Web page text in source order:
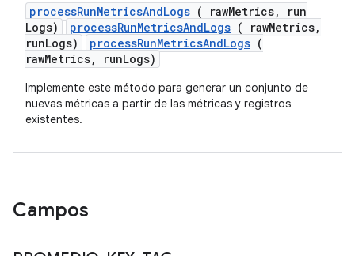
processRunMetricsAndLogs ( rawMetrics,
run
Logs)
processRunMetricsAndLogs ( rawMetrics,
runLogs)
processRunMetricsAndLogs (
rawMetrics, runLogs)
Implemente este método para generar un conjunto de
nuevas métricas a partir de las métricas y registros
existentes.
Campos